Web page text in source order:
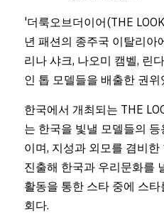
'더룩오브더이어(THE
년 패션의 종주국 이탈리아
리나 샤크, 나오미 캠벨, 린
인 톱 모델들을 배출한 권
한국에서 개최되는 THE
는 한국을 빛낼 모델들의
이며, 지성과 외모를 겸비
진출해 한국과 우리문화를
활동을 통한 스타 중에 스
회다.